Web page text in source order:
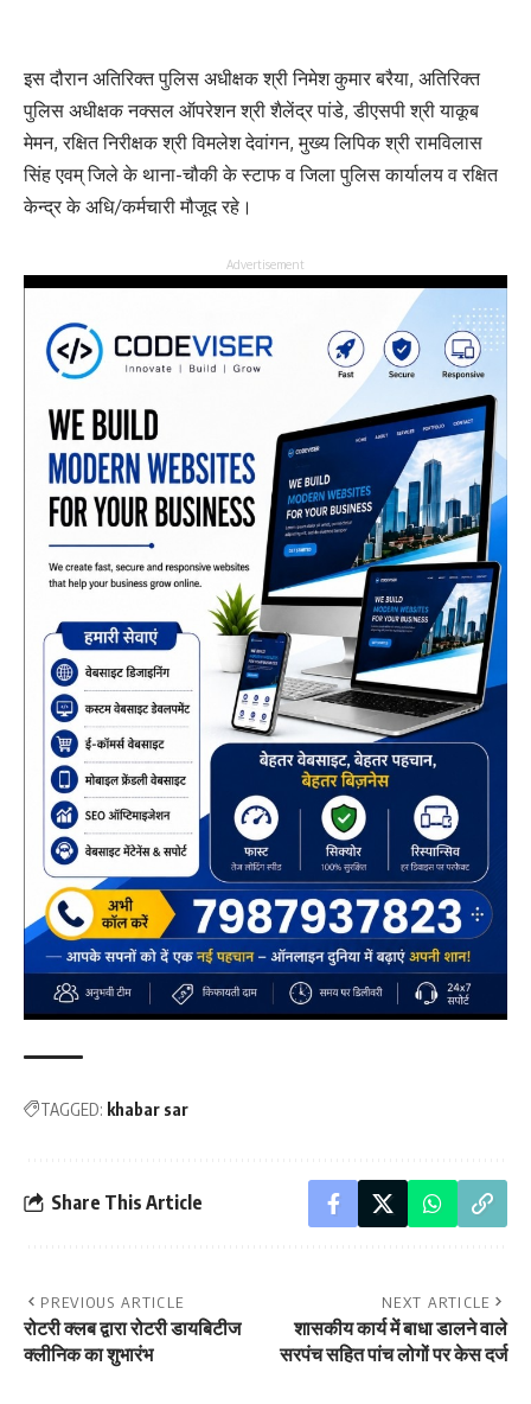
इस दौरान अतिरिक्त पुलिस अधीक्षक श्री निमेश कुमार बरैया, अतिरिक्त
पुलिस अधीक्षक नक्सल ऑपरेशन श्री शैलेंद्र पांडे, डीएसपी श्री याकूब
मेमन, रक्षित निरीक्षक श्री विमलेश देवांगन, मुख्य लिपिक श्री रामविलास
सिंह एवम् जिले के थाना-चौकी के स्टाफ व जिला पुलिस कार्यालय व रक्षित
केन्द्र के अधि/कर्मचारी मौजूद रहे।
Advertisement
TAGGED: khabar sar
Share This Article
PREVIOUS ARTICLE
रोटरी क्लब द्वारा रोटरी डायबिटीज
क्लीनिक का शुभारंभ
NEXT ARTICLE
शासकीय कार्य में बाधा डालने वाले
सरपंच सहित पांच लोगों पर केस दर्ज